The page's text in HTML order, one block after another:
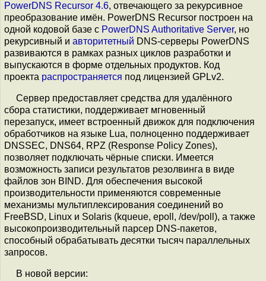
PowerDNS Recursor 4.6, отвечающего за рекурсивное
преобразование имён. PowerDNS Recursor построен на
одной кодовой базе с PowerDNS Authoritative Server, но
рекурсивный и авторитетный DNS-серверы PowerDNS
развиваются в рамках разных циклов разработки и
выпускаются в форме отдельных продуктов. Код
проекта распространяется под лицензией GPLv2.
Сервер предоставляет средства для удалённого
сбора статистики, поддерживает мгновенный
перезапуск, имеет встроенный движок для подключения
обработчиков на языке Lua, полноценно поддерживает
DNSSEC, DNS64, RPZ (Response Policy Zones),
позволяет подключать чёрные списки. Имеется
возможность записи результатов резолвинга в виде
файлов зон BIND. Для обеспечения высокой
производительности применяются современные
механизмы мультиплексирования соединений во
FreeBSD, Linux и Solaris (kqueue, epoll, /dev/poll), а также
высокопроизводительный парсер DNS-пакетов,
способный обрабатывать десятки тысяч параллельных
запроcов.
В новой версии: